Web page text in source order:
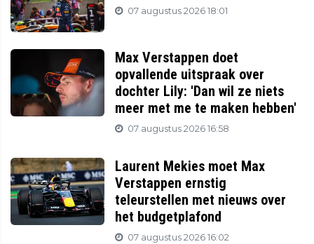
07 augustus 2026 18:01
Max Verstappen doet
opvallende uitspraak over
dochter Lily: 'Dan wil ze niets
meer met me te maken hebben'
07 augustus 2026 16:58
Laurent Mekies moet Max
Verstappen ernstig
teleurstellen met nieuws over
het budgetplafond
07 augustus 2026 16:02